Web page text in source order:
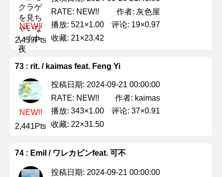
NEW!!
2,459Pts
RATE: NEW!!
作者: 灰色屋
播放: 521×1.00
评论: 19×0.97
收藏: 21×23.42
73 : rit. / kaimas feat. Feng Yi
NEW!!
2,441Pts
投稿日期: 2024-09-21 00:00:00
RATE: NEW!!
作者: kaimas
播放: 343×1.00
评论: 37×0.91
收藏: 22×31.50
74 : Emil / ワレカビンfeat. 可不
投稿日期: 2024-09-21 00:00:00